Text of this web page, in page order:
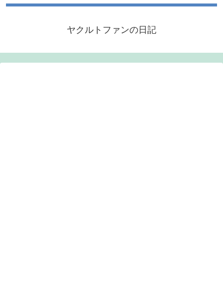
ヤクルトファンの日記